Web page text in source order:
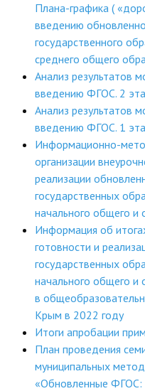
Плана-графика (
введению
государственного
среднего общего
Анализ результатов
введению ФГОС. 2
Анализ результатов
введению ФГОС. 1
Информационно-
организации
реализации
государственных
начального общего и
Информация об
готовности и
государственных
начального общего и
в
Крым в 2022 году
Итоги апробации
План проведения
муниципальных
«Обновленные ФГОС: